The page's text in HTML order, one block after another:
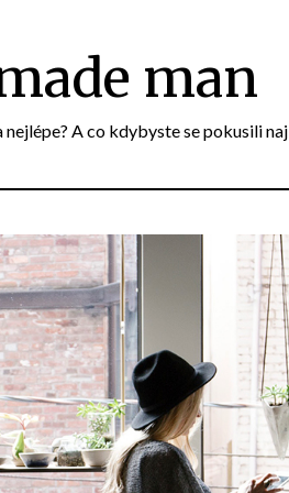
man
A co kdybyste se pokusili